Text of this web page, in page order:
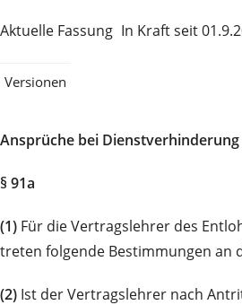
Aktuelle Fassung In Kraft seit
Versionen
Ansprüche bei Dienstverhinderung
§ 91a
(1) Für die Vertragslehrer des
treten folgende Bestimmungen an
(2) Ist der Vertragslehrer nach